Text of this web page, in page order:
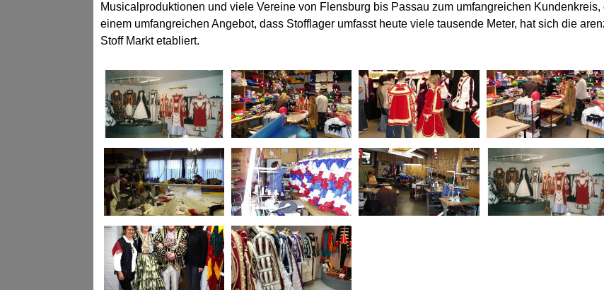
Musicalproduktionen und viele Vereine von Flensburg bis Passau zum umfangreichen
einem umfangreichen Angebot, dass Stofflager umfasst heute viele tausende Meter, hat sich die
Stoff Markt etabliert.